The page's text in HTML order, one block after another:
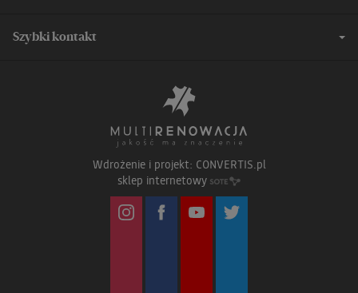
Szybki kontakt
Wdrożenie i projekt: CONVERTIS.pl
sklep internetowy